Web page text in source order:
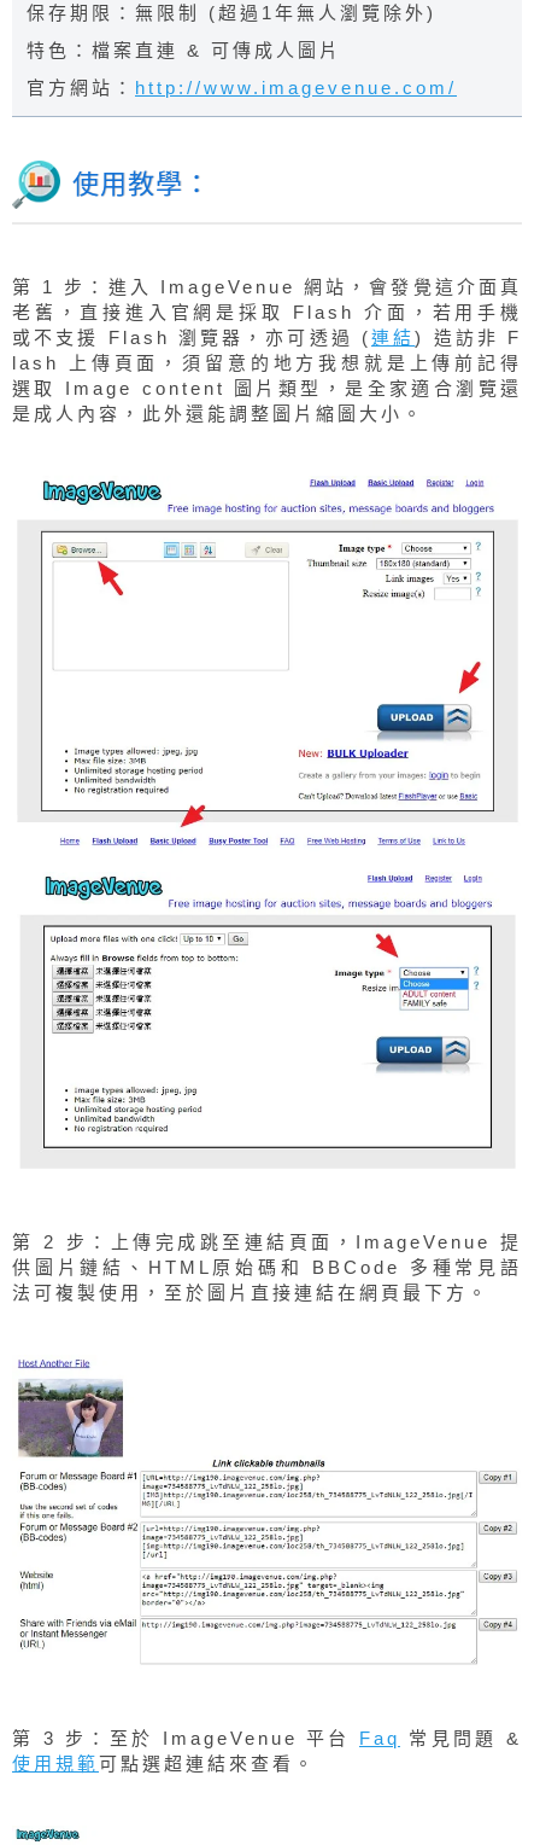
保存期限：無限制 (超過1年無人瀏覽除外)
特色：檔案直連 & 可傳成人圖片
官方網站： http://www.imagevenue.com/
使用教學：
第 1 步：進入 ImageVenue 網站，會發覺這介面真
老舊，直接進入官網是採取 Flash 介面，若用手機
或不支援 Flash 瀏覽器，亦可透過 (連結) 造訪非 F
lash 上傳頁面，須留意的地方我想就是上傳前記得
選取 Image content 圖片類型，是全家適合瀏覽還
是成人內容，此外還能調整圖片縮圖大小。
第 2 步：上傳完成跳至連結頁面，ImageVenue 提
供圖片鏈結、HTML原始碼和 BBCode 多種常見語
法可複製使用，至於圖片直接連結在網頁最下方。
第 3 步：至於 ImageVenue 平台 Faq
常見問題 &
使用規範可點選超連結來查看。